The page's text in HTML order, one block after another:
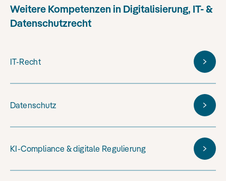
Weitere Kompetenzen in Digitalisierung, IT- &
Datenschutzrecht
IT-Recht
Datenschutz
KI-Compliance & digitale Regulierung